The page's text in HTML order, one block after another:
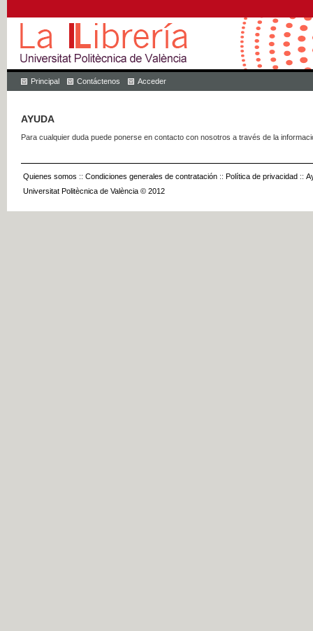
Principal Contáctenos Acceder
AYUDA
Para cualquier duda puede ponerse en contacto con nosotros a través de la
Quienes somos :: Condiciones generales de contratación :: Política de privacidad ::
Universitat Politècnica de València © 2012